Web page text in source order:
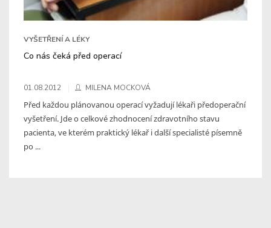
VYŠETŘENÍ A LÉKY
Co nás čeká před operací
01.08.2012 MILENA MOCKOVÁ
Před každou plánovanou operací vyžadují lékaři předoperační
vyšetření. Jde o celkové zhodnocení zdravotního stavu
pacienta, ve kterém praktický lékař i další specialisté písemně
po ...